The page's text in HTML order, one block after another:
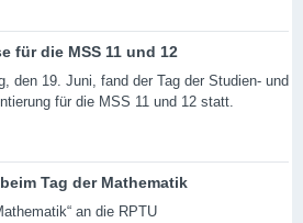
für die MSS 11 und 12
den 19. Juni, fand der Tag der Studien- und
für die MSS 11 und 12 statt.
Tag der Mathematik
an die RPTU